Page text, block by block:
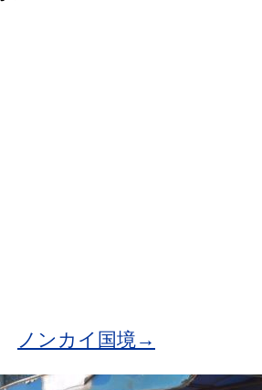
ノンカイ国境→